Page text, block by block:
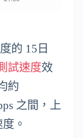
的 15日
試速度效
約
之間，上
。